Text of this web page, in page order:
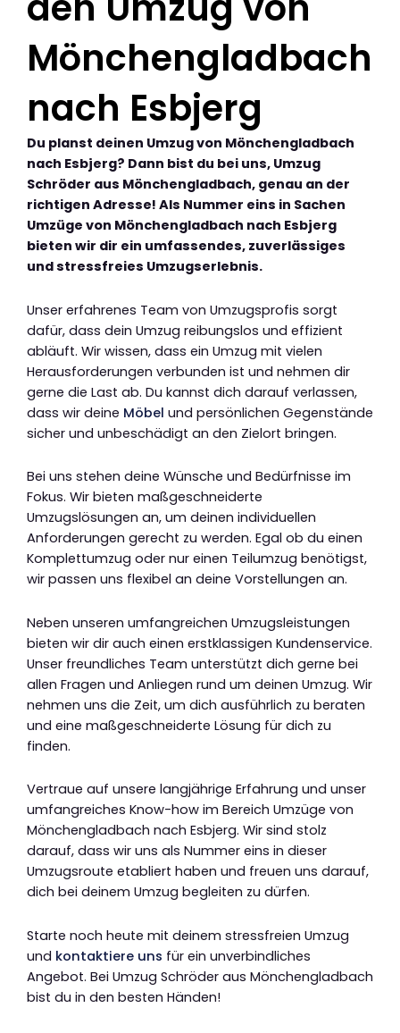
Mönchengladbach
nach Esbjerg
Du planst deinen Umzug von Mönchengladbach
nach Esbjerg? Dann bist du bei uns, Umzug
Schröder aus Mönchengladbach, genau an der
richtigen Adresse! Als Nummer eins in Sachen
Umzüge von Mönchengladbach nach Esbjerg
bieten wir dir ein umfassendes, zuverlässiges
und stressfreies Umzugserlebnis.
Unser erfahrenes Team von Umzugsprofis sorgt
dafür, dass dein Umzug reibungslos und effizient
abläuft. Wir wissen, dass ein Umzug mit vielen
Herausforderungen verbunden ist und nehmen dir
gerne die Last ab. Du kannst dich darauf verlassen,
dass wir deine Möbel und persönlichen Gegenstände
sicher und unbeschädigt an den Zielort bringen.
Bei uns stehen deine Wünsche und Bedürfnisse im
Fokus. Wir bieten maßgeschneiderte
Umzugslösungen an, um deinen individuellen
Anforderungen gerecht zu werden. Egal ob du einen
Komplettumzug oder nur einen Teilumzug benötigst,
wir passen uns flexibel an deine Vorstellungen an.
Neben unseren umfangreichen Umzugsleistungen
bieten wir dir auch einen erstklassigen Kundenservice.
Unser freundliches Team unterstützt dich gerne bei
allen Fragen und Anliegen rund um deinen Umzug. Wir
nehmen uns die Zeit, um dich ausführlich zu beraten
und eine maßgeschneiderte Lösung für dich zu
finden.
Vertraue auf unsere langjährige Erfahrung und unser
umfangreiches Know-how im Bereich Umzüge von
Mönchengladbach nach Esbjerg. Wir sind stolz
darauf, dass wir uns als Nummer eins in dieser
Umzugsroute etabliert haben und freuen uns darauf,
dich bei deinem Umzug begleiten zu dürfen.
Starte noch heute mit deinem stressfreien Umzug
und kontaktiere uns für ein unverbindliches
Angebot. Bei Umzug Schröder aus Mönchengladbach
bist du in den besten Händen!